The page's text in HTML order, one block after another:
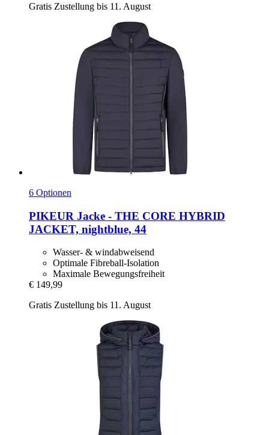
Gratis Zustellung bis 11. August
6 Optionen
PIKEUR Jacke -​ THE CORE HYBRID
JACKET, nightblue, 44
Wasser- & windabweisend
Optimale Fibreball-Isolation
Maximale Bewegungsfreiheit
€ 149,99
Gratis Zustellung bis 11. August